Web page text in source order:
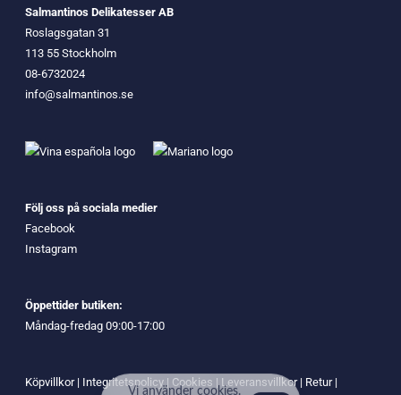
Salmantinos Delikatesser AB
Roslagsgatan 31
113 55 Stockholm
08-6732024
info@salmantinos.se
Följ oss på sociala medier
Facebook
Instagram
Öppettider butiken:
Måndag-fredag 09:00-17:00
Köpvillkor| Integritetspolicy | Cookies | Leveransvillkor| Retur|